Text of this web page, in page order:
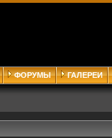
ФОРУМЫ ГАЛЕРЕИ